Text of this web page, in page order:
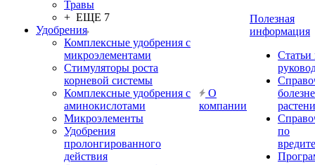
Травы
+ ЕЩЕ 7
Удобрения
Комплексные удобрения с
микроэлементами
Стимуляторы роста
корневой системы
Комплексные удобрения с
аминокислотами
Микроэлементы
Удобрения
пролонгированного
действия
О
компании
Полезная
информация
Статьи
по